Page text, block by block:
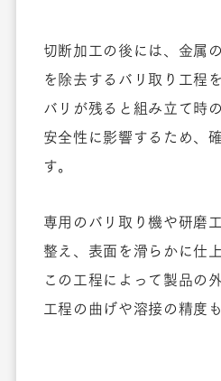
切断加工の後には、金属
を除去するバリ取り工程
バリが残ると組み立て時
安全性に影響するため、
す。
専用のバリ取り機や研磨
整え、表面を滑らかに仕
この工程によって製品の
工程の曲げや溶接の精度